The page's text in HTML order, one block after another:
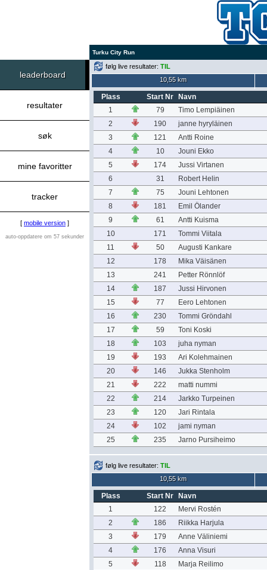
Turku City Run
leaderboard
resultater
søk
mine favoritter
tracker
[ mobile version ]
auto-oppdatere om 57 sekunder
følg live resultater: TIL
10,55 km
Plass Start Nr
Navn
1
79
Timo Lempiäinen
2
190
janne hyryläinen
3
121
Antti Roine
4
10
Jouni Ekko
5
174
Jussi Virtanen
6
31
Robert Helin
7
75
Jouni Lehtonen
8
181
Emil Ölander
9
61
Antti Kuisma
10
171
Tommi Viitala
11
50
Augusti Kankare
12
178
Mika Väisänen
13
241
Petter Rönnlöf
14
187
Jussi Hirvonen
15
77
Eero Lehtonen
16
230
Tommi Gröndahl
17
59
Toni Koski
18
103
juha nyman
19
193
Ari Kolehmainen
20
146
Jukka Stenholm
21
222
matti nummi
22
214
Jarkko Turpeinen
23
120
Jari Rintala
24
102
jami nyman
25
235 Jarno Pursiheimo
følg live resultater: TIL
10,55 km
Plass Start Nr
Navn
1
122
Mervi Rostén
2
186
Riikka Harjula
3
179
Anne Väliniemi
4
176
Anna Visuri
5
118
Marja Reilimo